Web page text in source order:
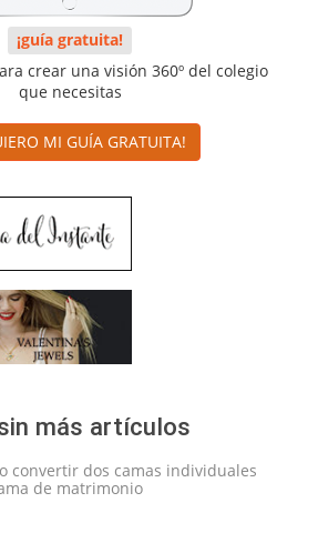
¡guía gratuita!
crear una visión 360º del colegio
que necesitas
MI GUÍA GRATUITA!
más artículos
convertir dos camas individuales
de matrimonio